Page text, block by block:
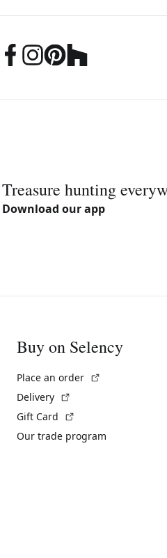
Treasure hunting
Download our app
Buy on Selency
Place an order
Delivery
Gift Card
Our trade program